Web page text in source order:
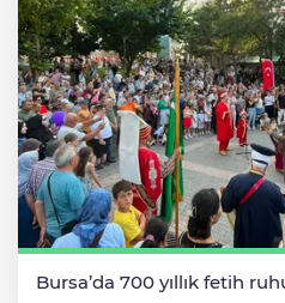
Bursa’da 700 yıllık fetih